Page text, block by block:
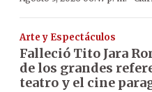
Arte y Espectáculos
Falleció Tito Jara
de los grandes
teatro y el cine